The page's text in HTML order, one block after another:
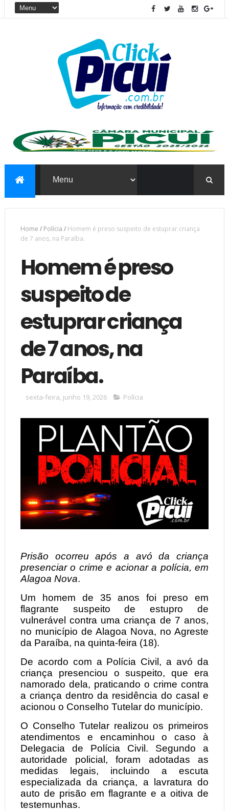
Home / Polícia / Homem é preso suspeito de estuprar criança
de 7 anos, na Paraíba.
Homem é preso
suspeito de
estuprar criança
de 7 anos, na
Paraíba.
sexta-feira, junho 19, 2026 Polícia
Prisão ocorreu após a avó da criança
presenciar o crime e acionar a polícia, em
Alagoa Nova.
Um homem de 35 anos foi preso em
flagrante suspeito de estupro de
vulnerável contra uma criança de 7 anos,
no município de Alagoa Nova, no Agreste
da Paraíba, na quinta-feira (18).
De acordo com a Polícia Civil, a avó da
criança presenciou o suspeito, que era
namorado dela, praticando o crime contra
a criança dentro da residência do casal e
acionou o Conselho Tutelar do município.
O Conselho Tutelar realizou os primeiros
atendimentos e encaminhou o caso à
Delegacia de Polícia Civil. Segundo a
autoridade policial, foram adotadas as
medidas legais, incluindo a escuta
especializada da criança, a lavratura do
auto de prisão em flagrante e a oitiva de
testemunhas.